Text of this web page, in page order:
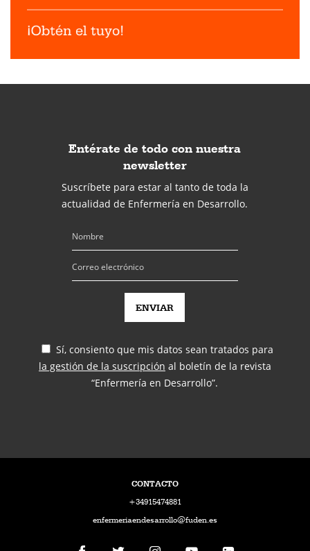
Entérate de todo con nuestra
newsletter
Suscríbete para estar al tanto de toda la
actualidad de Enfermería en Desarrollo.
Sí, consiento que mis datos sean tratados para
la gestión de la suscripción al boletín de la revista
“Enfermería en Desarrollo”.
CONTACTO
+34915474881
enfermeriaendesarrollo@fuden.es